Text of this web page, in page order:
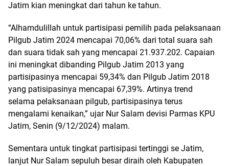
Jatim kian meningkat dari tahun ke tahun.
“Alhamdulillah untuk partisipasi pemilih pada pelaksanaan
Pilgub Jatim 2024 mencapai 70,06% dari total suara sah
dan suara tidak sah yang mencapai 21.937.202. Capaian
ini meningkat dibanding Pilgub Jatim 2013 yang
partisipasinya mencapai 59,34% dan Pilgub Jatim 2018
yang patisipasinya mencapai 67,39%. Artinya trend
selama pelaksanaan pilgub, partisipasinya terus
mengalami kenaikan,” ujar Nur Salam devisi Parmas KPU
Jatim, Senin (9/12/2024) malam.
Sementara untuk tingkat partisipasi tertinggi se Jatim,
lanjut Nur Salam sepuluh besar diraih oleh Kabupaten